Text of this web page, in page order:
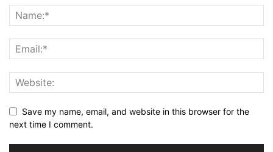
Save my name, email, and website in this browser for the
next time I comment.